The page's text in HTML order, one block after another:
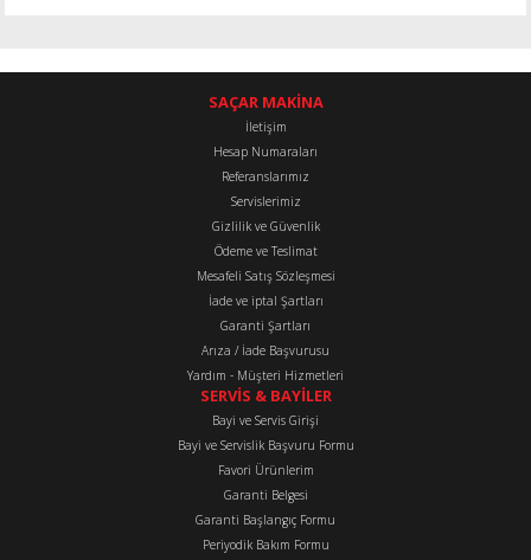
SAÇAR MAKİNA
İletişim
Hesap Numaraları
Referanslarımız
Servislerimiz
Gizlilik ve Güvenlik
Ödeme ve Teslimat
Mesafeli Satış Sözleşmesi
İade ve iptal Şartları
Garanti Şartları
Arıza / İade Başvurusu
Yardım - Müşteri Hizmetleri
SERVİS & BAYİLER
Bayi ve Servis Girişi
Bayi ve Servislik Başvuru Formu
Favori Ürünlerim
Garanti Belgesi
Garanti Başlangıç Formu
Periyodik Bakım Formu